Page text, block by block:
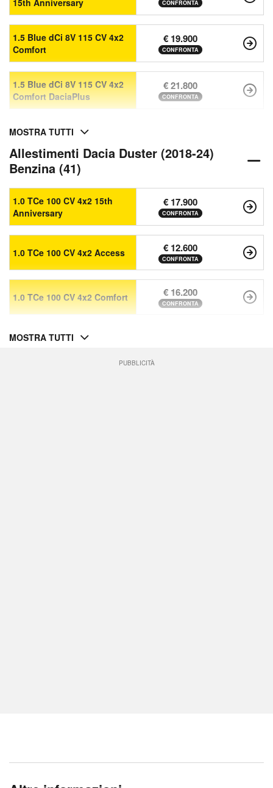
15th Anniversary CONFRONTA
1.5 Blue dCi 8V 115 CV 4x2
Comfort
€ 19.900
CONFRONTA
1.5 Blue dCi 8V 115 CV 4x2
Comfort DaciaPlus
€ 21.800
CONFRONTA
MOSTRA TUTTI
Allestimenti Dacia Duster (2018-24)
Benzina (41)
1.0 TCe 100 CV 4x2 15th
Anniversary
€ 17.900
CONFRONTA
1.0 TCe 100 CV 4x2 Access € 12.600
CONFRONTA
1.0 TCe 100 CV 4x2 Comfort € 16.200
CONFRONTA
MOSTRA TUTTI
PUBBLICITÀ